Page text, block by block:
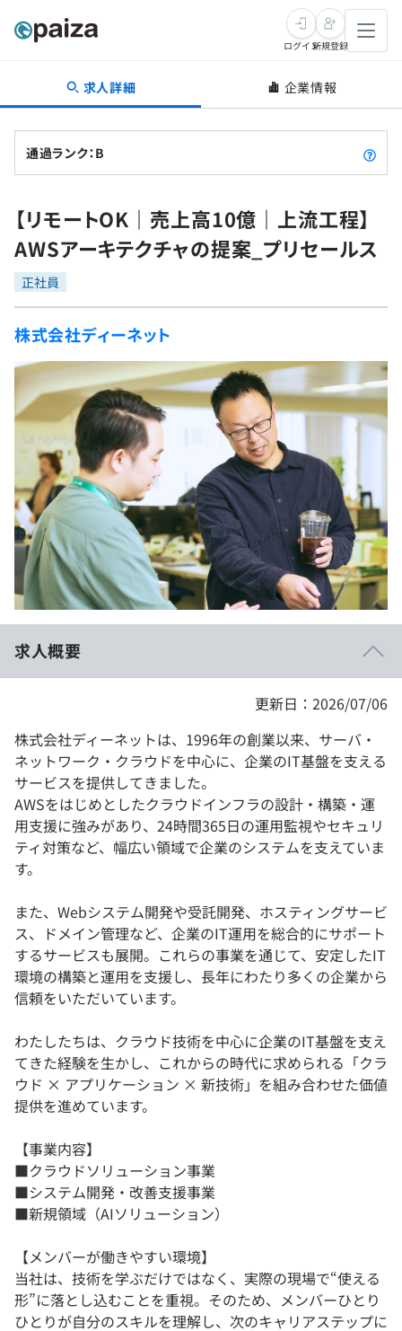
転職・キャリア
転職成功ガイド
転職エージェント
インタビュー
転職成功ガイド
新卒就活
求人検索
本選考
インターン
新卒エージェント
イベント・セミナー
インタビュー
就活成功ガイド
学習
問題集
ナレッジ
リファレンス
プラン
個人向けプラン
法人向けプラン
契約内容・クーポン
プログラミング言語
評価結果一覧
再チャレンジ結果一覧
ゲーム・マンガ
Tech Team Journal
paiza times
note
paizaとは？
ログイン新規登録
求人詳細 企業情報
通過ランク：B
【リモートOK｜売上高10億｜上流工程】
AWSアーキテクチャの提案_プリセールス
正社員
株式会社ディーネット
求人概要
更新日：2026/07/06
株式会社ディーネットは、1996年の創業以来、サーバ・
ネットワーク・クラウドを中心に、企業のIT基盤を支える
サービスを提供してきました。
AWSをはじめとしたクラウドインフラの設計・構築・運
用支援に強みがあり、24時間365日の運用監視やセキュリ
ティ対策など、幅広い領域で企業のシステムを支えていま
す。
また、Webシステム開発や受託開発、ホスティングサービ
ス、ドメイン管理など、企業のIT運用を総合的にサポート
するサービスも展開。これらの事業を通じて、安定したIT
環境の構築と運用を支援し、長年にわたり多くの企業から
信頼をいただいています。
わたしたちは、クラウド技術を中心に企業のIT基盤を支え
てきた経験を生かし、これからの時代に求められる「クラ
ウド × アプリケーション × 新技術」を組み合わせた価値
提供を進めています。
【事業内容】
■クラウドソリューション事業
■システム開発・改善支援事業
■新規領域（AIソリューション）
【メンバーが働きやすい環境】
当社は、技術を学ぶだけではなく、実際の現場で“使える
形”に落とし込むことを重視。そのため、メンバーひとり
ひとりが自分のスキルを理解し、次のキャリアステップに